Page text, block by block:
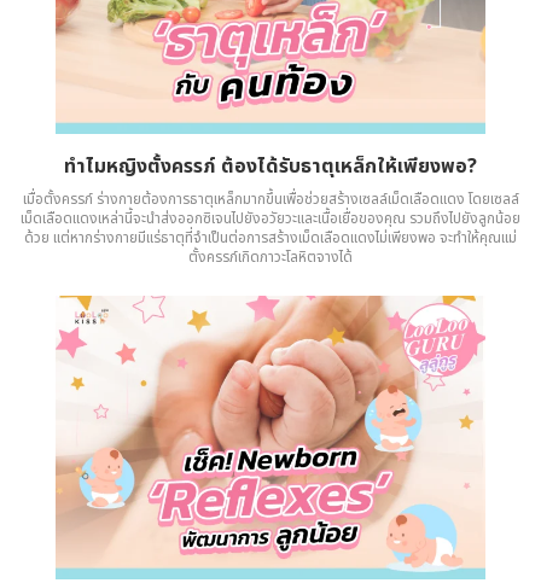
ทำไมหญิงตั้งครรภ์ ต้องได้รับธาตุเหล็กให้เพียงพอ?
เมื่อตั้งครรภ์ ร่างกายต้องการธาตุเหล็กมากขึ้นเพื่อช่วยสร้างเซลล์เม็ดเลือดแดง โดยเซลล์
เม็ดเลือดแดงเหล่านี้จะนำส่งออกซิเจนไปยังอวัยวะและเนื้อเยื่อของคุณ รวมถึงไปยังลูกน้อย
ด้วย แต่หากร่างกายมีแร่ธาตุที่จำเป็นต่อการสร้างเม็ดเลือดแดงไม่เพียงพอ จะทำให้คุณแม่
ตั้งครรภ์เกิดภาวะโลหิตจางได้